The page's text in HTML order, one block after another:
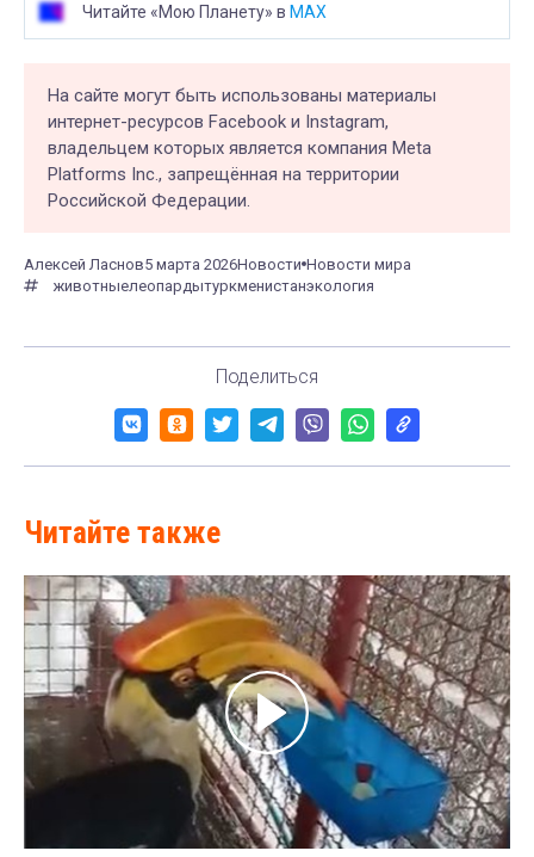
Читайте «Мою Планету» в MAX
На сайте могут быть использованы материалы
интернет-ресурсов Facebook и Instagram,
владельцем которых является компания Meta
Platforms Inc., запрещённая на территории
Российской Федерации.
Алексей Ласнов5 марта 2026Новости Новости мира
животныелеопардытуркменистанэкология
Поделиться
Читайте также